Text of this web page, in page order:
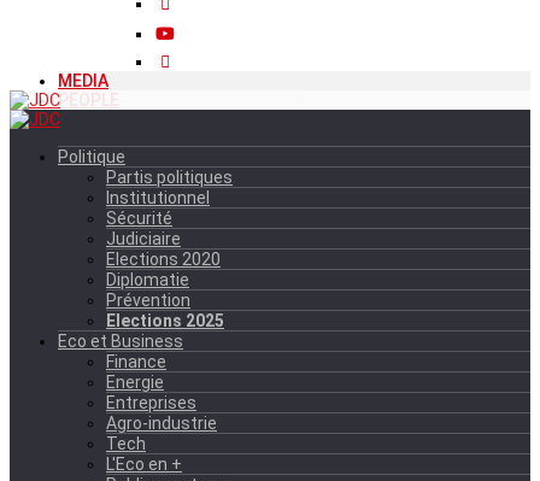
MEDIA
PEOPLE
Politique
Partis politiques
Institutionnel
Sécurité
Judiciaire
Elections 2020
Diplomatie
Prévention
Elections 2025
Eco et Business
Finance
Energie
Entreprises
Agro-industrie
Tech
L'Eco en +